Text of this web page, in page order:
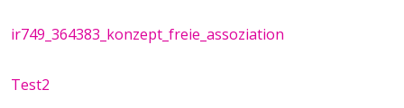
ir749_364383_konzept_freie_assoziation
Test2